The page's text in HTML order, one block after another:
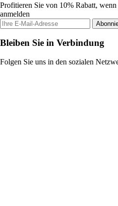
Profitieren Sie von 10% Rabatt,
anmelden
Bleiben Sie in Verbindung
Folgen Sie uns in den sozialen